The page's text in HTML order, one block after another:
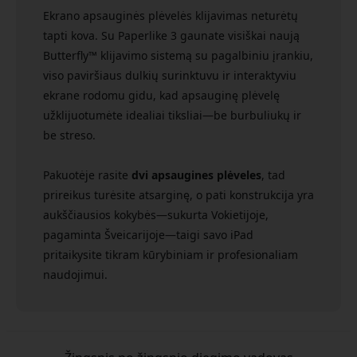
Ekrano apsauginės plėvelės klijavimas neturėtų
tapti kova. Su Paperlike 3 gaunate visiškai naują
Butterfly™ klijavimo sistemą su pagalbiniu įrankiu,
viso paviršiaus dulkių surinktuvu ir interaktyviu
ekrane rodomu gidu, kad apsauginę plėvelę
užklijuotumėte idealiai tiksliai—be burbuliukų ir
be streso.
Pakuotėje rasite dvi apsaugines plėveles, tad
prireikus turėsite atsarginę, o pati konstrukcija yra
aukščiausios kokybės—sukurta Vokietijoje,
pagaminta Šveicarijoje—taigi savo iPad
pritaikysite tikram kūrybiniam ir profesionaliam
naudojimui.